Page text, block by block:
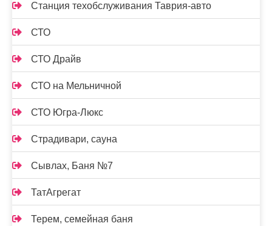
Станция техобслуживания Таврия-авто
СТО
СТО Драйв
СТО на Мельничной
СТО Югра-Люкс
Страдивари, сауна
Сывлах, Баня №7
ТатАгрегат
Терем, семейная баня